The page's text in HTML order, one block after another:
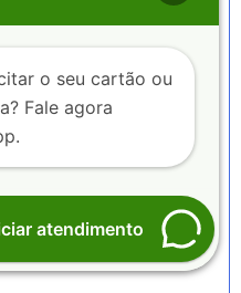
o seu cartão ou
Fale agora
atendimento